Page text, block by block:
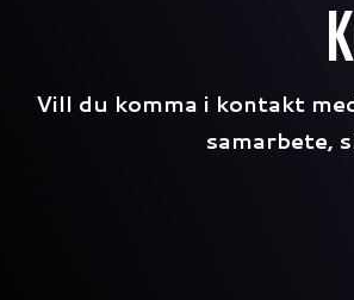
Vill du komma i kontakt
samarbete,